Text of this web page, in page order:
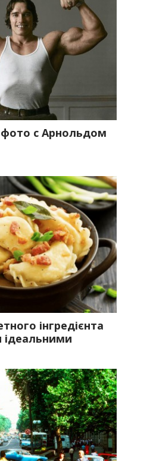
с Арнольдом
інгредієнта
ідеальними